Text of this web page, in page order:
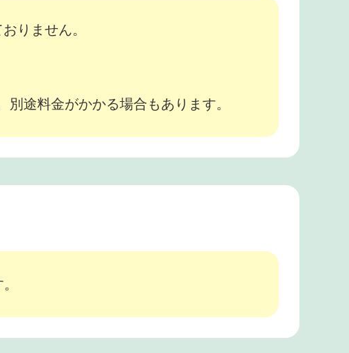
りません。
途料金がかかる場合もあります。